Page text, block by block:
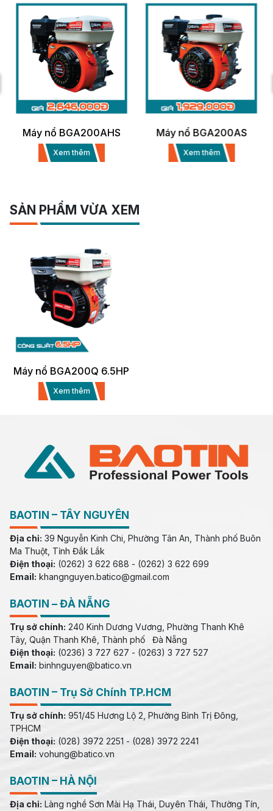
Máy nổ BGA200AHS
Xem thêm
Máy nổ BGA200AS
Xem thêm
SẢN PHẨM VỪA XEM
Máy nổ BGA200Q 6.5HP
Xem thêm
BAOTIN – TÂY NGUYÊN
Địa chỉ: 39 Nguyễn Kinh Chi, Phường Tân An, Thành phố Buôn
Ma Thuột, Tỉnh Đắk Lắk
Điện thoại: (0262) 3 622 688 - (0262) 3 622 699
Email: khangnguyen.batico@gmail.com
BAOTIN – ĐÀ NẴNG
Trụ sở chính: 240 Kinh Dương Vương, Phường Thanh Khê
Tây, Quận Thanh Khê, Thành phố Đà Nẵng
Điện thoại: (0236) 3 727 627 - (0263) 3 727 527
Email: binhnguyen@batico.vn
BAOTIN – Trụ Sở Chính TP.HCM
Trụ sở chính: 951/45 Hương Lộ 2, Phường Bình Trị Đông,
TPHCM
Điện thoại: (028) 3972 2251 - (028) 3972 2241
Email: vohung@batico.vn
BAOTIN – HÀ NỘI
Địa chỉ: Làng nghề Sơn Mài Hạ Thái, Duyên Thái, Thường Tín,